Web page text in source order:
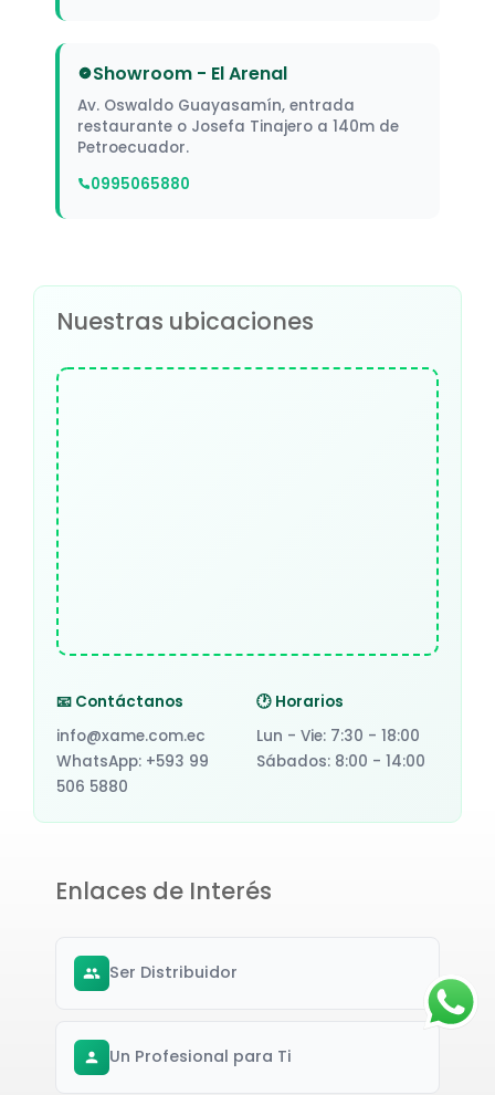
Showroom - El Arenal
Av. Oswaldo Guayasamín, entrada
restaurante o Josefa Tinajero a 140m de
Petroecuador.
0995065880
Nuestras ubicaciones
📧 Contáctanos
info@xame.com.ec
WhatsApp: +593 99
506 5880
🕐 Horarios
Lun - Vie: 7:30 - 18:00
Sábados: 8:00 - 14:00
Enlaces de Interés
Ser Distribuidor
Un Profesional para Ti